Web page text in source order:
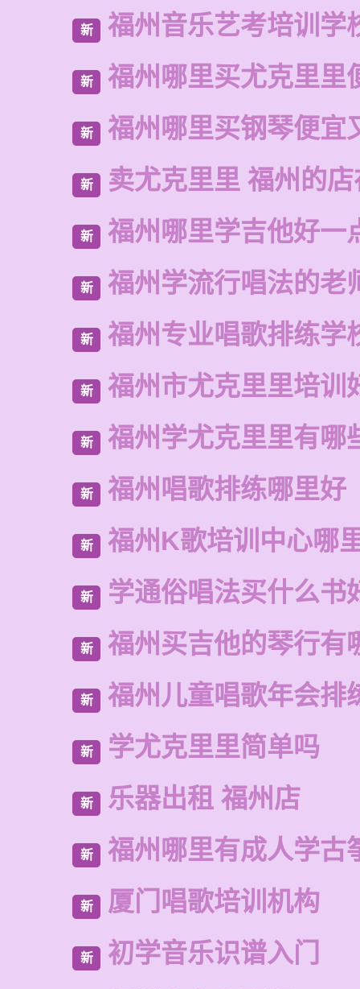
新 福州音乐艺考培训学
新 福州哪里买尤克里里
新 福州哪里买钢琴便宜
新 卖尤克里里 福州的
新 福州哪里学吉他好一
新 福州学流行唱法的老
新 福州专业唱歌排练学
新 福州市尤克里里培训
新 福州学尤克里里有哪
新 福州唱歌排练哪里好
新 福州K歌培训中心哪
新 学通俗唱法买什么书
新 福州买吉他的琴行有
新 福州儿童唱歌年会排
新 学尤克里里简单吗
新 乐器出租 福州店
新 福州哪里有成人学古
新 厦门唱歌培训机构
新 初学音乐识谱入门